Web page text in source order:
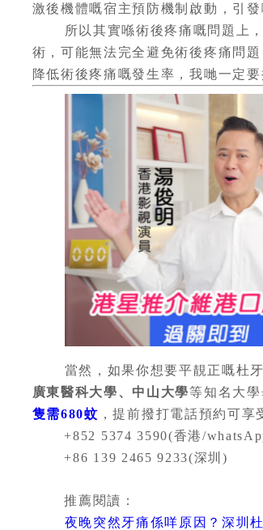
激後機體嘅宿主預防機制啟動，引發
所以其實喺術後疼痛嘅問題上
術，可能無法完全避免術後疼痛問
降低術後疼痛嘅發生率，我哋一定
當然，如果你想要平靚正嘅杜
廣東醫科大學、中山大學等知名大
隻需680蚊 ，提前撥打電話預約可享
+852 5374 3590(香港/
+86 139 2465 9233(深圳)
推薦閱讀：
夜晚突然牙痛係咩原因？深圳